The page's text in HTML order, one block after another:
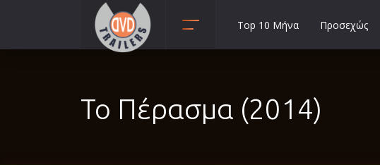
Αισθηματικές
Top 10 Μήνα Προσεχώς
Το Πέρασμα (2014)